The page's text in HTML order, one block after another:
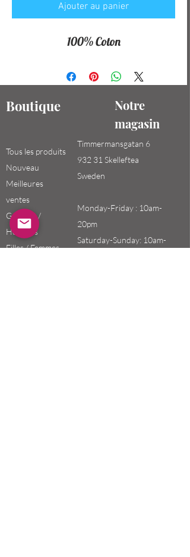
Ajouter au panier
100% Coton
Boutique
Notre
magasin
Tous les produits
Nouveau
Meilleures
ventes
Garçons /
Hommes
Filles / Femmes
Timmermansgatan 6
932 31 Skelleftea
Sweden
Monday-Friday : 10am-
20pm
Saturday-Sunday: 10am-